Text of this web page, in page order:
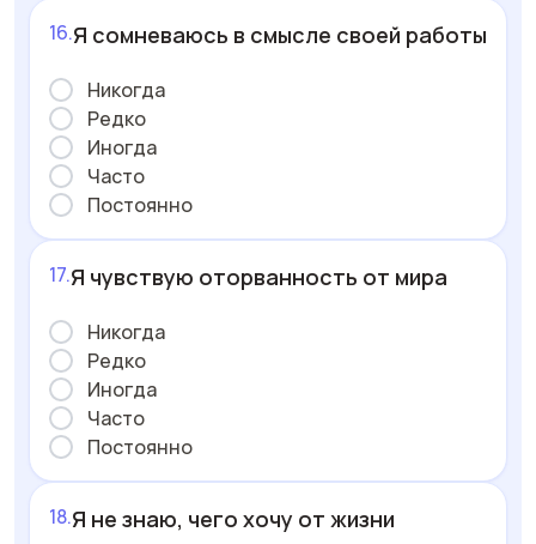
Я сомневаюсь в смысле своей работы
Никогда
Редко
Иногда
Часто
Постоянно
Я чувствую оторванность от мира
Никогда
Редко
Иногда
Часто
Постоянно
Я не знаю, чего хочу от жизни